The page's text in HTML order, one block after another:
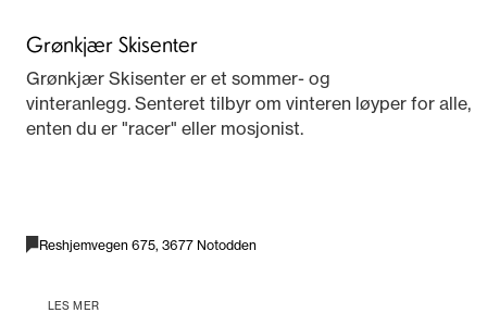
Grønkjær Skisenter
Grønkjær Skisenter er et sommer- og
vinteranlegg. Senteret tilbyr om vinteren løyper for alle,
enten du er "racer" eller mosjonist.
Reshjemvegen 675, 3677 Notodden
LES MER